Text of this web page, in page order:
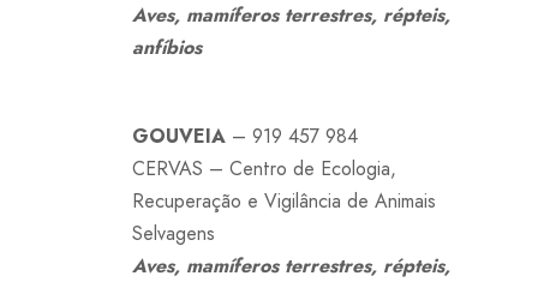
Aves, mamíferos terrestres, répteis,
anfíbios
GOUVEIA – 919 457 984
CERVAS – Centro de Ecologia,
Recuperação e Vigilância de Animais
Selvagens
Aves, mamíferos terrestres, répteis,